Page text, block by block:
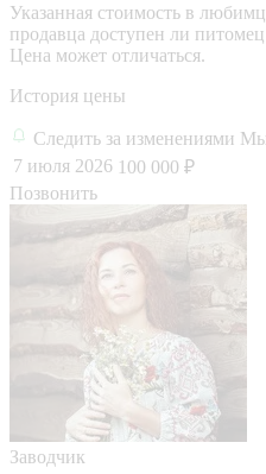
Указанная стоимость в
продавца доступен ли
Цена может отличаться.
История цены
Следить за изменениями Мы
7 июля 2026 100 000 ₽
Позвонить
Заводчик